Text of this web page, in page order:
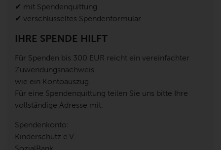
✔ mit Spendenquittung
✔ verschlüsseltes Spendenformular
IHRE SPENDE HILFT
Für Spenden bis 300 EUR reicht ein vereinfachter
Zuwendungsnachweis
wie ein Kontoauszug.
Für eine Spendenquittung teilen Sie uns bitte Ihre
vollständige Adresse mit.
Spendenkonto:
Kinderschutz e.V.